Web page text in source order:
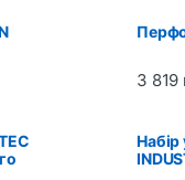
3 819
Набір